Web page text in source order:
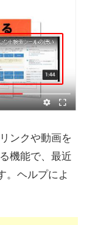
ンクや動画を
機能で、最近
。ヘルプによ